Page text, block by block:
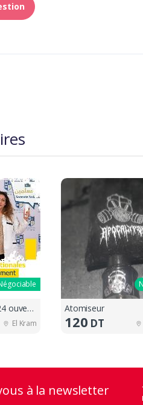
Inscription 2023-2024 ouvertes !!
El Kram
Atomiseur
120 DT
à la newsletter